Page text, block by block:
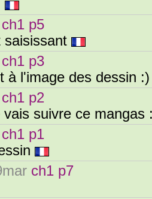
ch1 p5
saisissant
ch1 p3
à l'image des dessin
ch1 p2
vais suivre ce
ch1 p1
ch1 p7